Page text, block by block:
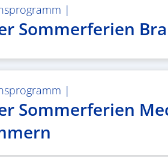
|
Sommerferien
|
Sommerferien